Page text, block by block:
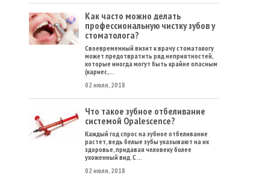
Как часто можно делать
профессиональную чистку зубов у
стоматолога?
Своевременный визит к врачу стоматологу
может предотвратить ряд неприятностей,
которые иногда могут быть крайне опасным
(кариес, ...
02 июля, 2018
Что такое зубное отбеливание
системой Opalescence?
Каждый год спрос на зубное отбеливание
растет, ведь белые зубы указывают на их
здоровье, придавая человеку более
ухоженный вид. С ...
02 июля, 2018